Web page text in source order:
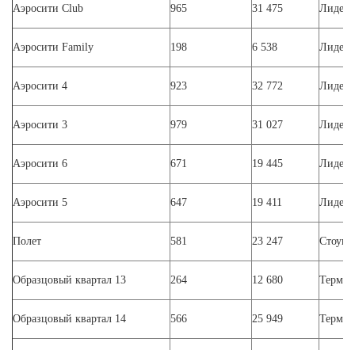
Аэросити Club 965 31 475 Лидер
Аэросити Family 198 6 538 Лидер
Аэросити 4 923 32 772 Лидер
Аэросити 3 979 31 027 Лидер
Аэросити 6 671 19 445 Лидер
Аэросити 5 647 19 411 Лидер
Полет 581 23 247 Стоун
Образцовый квартал 13 264 12 680
Образцовый квартал 14 566 25 949